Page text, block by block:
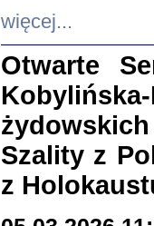
więcej...
Otwarte
Szality z
z